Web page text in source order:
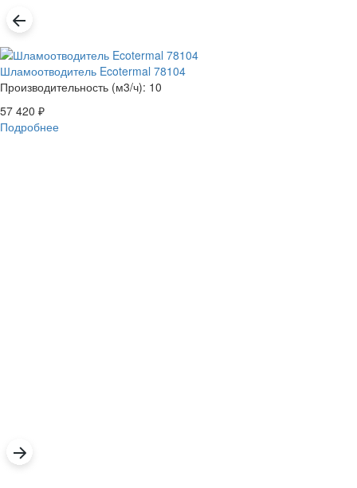
Шламоотводитель Ecotermal 78104
Производительность (м3/ч): 10
57 420 ₽
Подробнее